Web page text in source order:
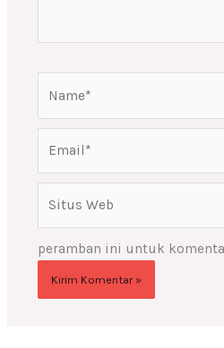
peramban ini untuk